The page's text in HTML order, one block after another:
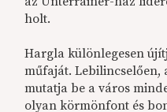
holt.
Hargla különlegesen
műfaját. Lebilincselően,
mutatja be a város
olyan körmönfont és